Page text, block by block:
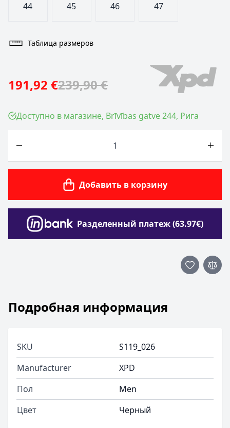
44 45 46 47
Таблица размеров
191,92 €239,90 €
Доступно в магазине, Brīvības gatve 244, Рига
Добавить в корзину
Разделенный платеж (63.97€)
Подробная информация
SKU
S119_026
Manufacturer
XPD
Пол
Men
Цвет
Черный